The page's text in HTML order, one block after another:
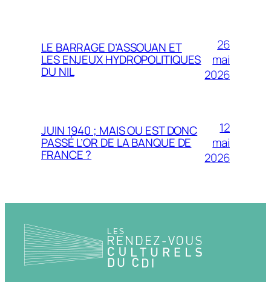
LE BARRAGE D’ASSOUAN ET
LES ENJEUX HYDROPOLITIQUES
DU NIL
26
mai
2026
JUIN 1940 ; MAIS OU EST DONC
PASSÉ L’OR DE LA BANQUE DE
FRANCE ?
12
mai
2026